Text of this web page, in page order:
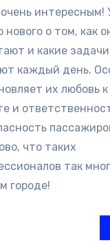
интересным!
нового о том, как
и какие задачи
каждый день.
их любовь к
и
что таких
так
городе!